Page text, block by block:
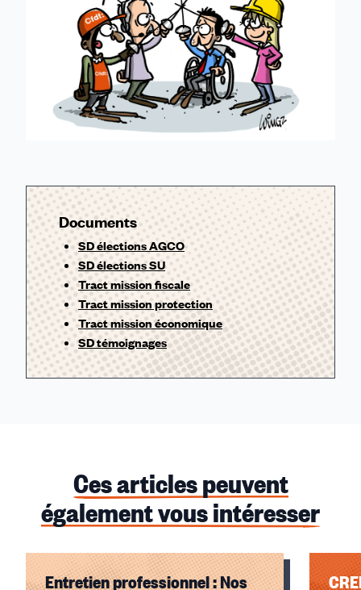
Documents
SD élections AGCO
SD élections SU
Tract mission fiscale
Tract mission protection
Tract mission économique
SD témoignages
Ces articles peuvent
également vous intéresser
Entretien professionnel : Nos